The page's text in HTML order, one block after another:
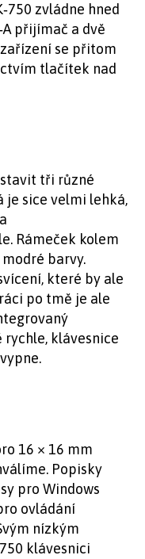
zvládne hned
přijímač a dvě
se přitom
tlačítek nad
tři různé
je sice velmi lehká,
Rámeček kolem
barvy.
které by ale
po tmě je ale
klávesnice
16 × 16 mm
Popisky
pro Windows
ovládání
nízkým
klávesnici